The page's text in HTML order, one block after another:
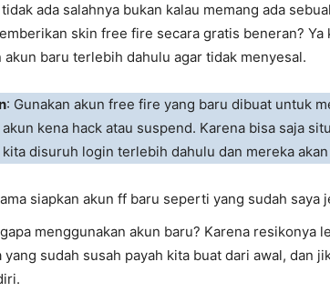
ada salahnya bukan kalau memang ada
skin free fire secara gratis beneran?
akun baru terlebih dahulu agar tidak menyesal.
: Gunakan akun free fire yang baru dibuat untuk
kena hack atau suspend. Karena bisa saja
kita disuruh login terlebih dahulu dan mereka
siapkan akun ff baru seperti yang sudah saya
menggunakan akun baru? Karena resikonya
yang sudah susah payah kita buat dari awal, dan